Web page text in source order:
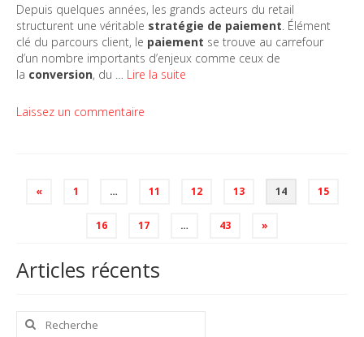
Depuis quelques années, les grands acteurs du retail
structurent une véritable stratégie de paiement . Élément
clé du parcours client, le paiement se trouve au carrefour
d’un nombre importants d’enjeux comme ceux de
la conversion, du … Lire la suite
Laissez un commentaire
Pagination
des
publications
« 1 … 11 12 13 14 15
16 17 … 43 »
Articles récents
Rechercher